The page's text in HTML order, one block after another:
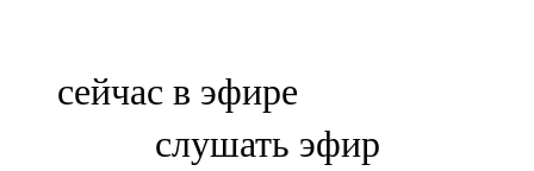
Болгар
сейчас в эфире
слушать эфир